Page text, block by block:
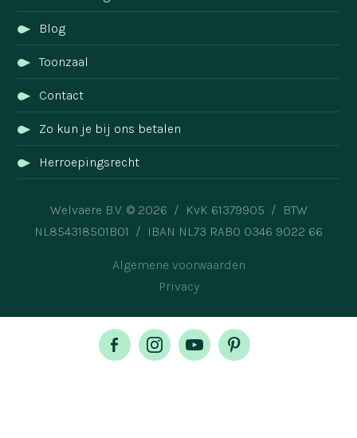
Blog
Toonzaal
Contact
Zo kun je bij ons betalen
Herroepingsrecht
Welvaere B.V. © 2026 / KvK 61379905 / BTW
NL854318501B01 / IBAN NL73 RABO 0346 9022 66
Algemene voorwaarden
Privacy